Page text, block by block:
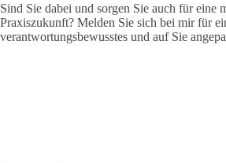
Sind Sie dabei und sorgen Sie auch für eine
Praxiszukunft? Melden Sie sich bei mir für
verantwortungsbewusstes und auf Sie